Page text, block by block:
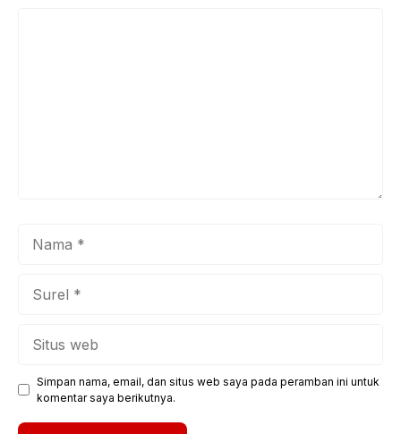
Simpan nama, email, dan situs web saya pada peramban ini untuk
komentar saya berikutnya.